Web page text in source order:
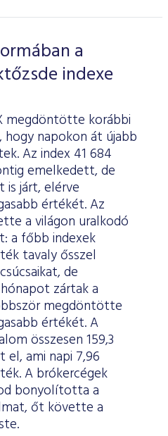
a
indexe
megdöntötte korábbi
napokon át újabb
Az index 41 684
emelkedett, de
járt, elérve
értékét. Az
a világon uralkodó
a főbb indexek
tavaly ősszel
de
zártak a
megdöntötte
értékét. A
összesen 159,3
ami napi 7,96
A brókercégek
bonyolította a
őt követte a